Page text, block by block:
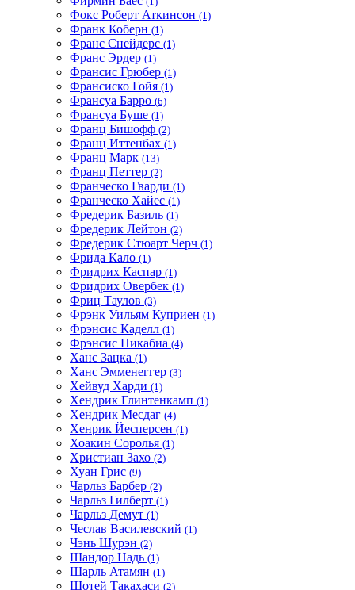
Фокс Роберт Аткинсон (1)
Франк Коберн (1)
Франс Снейдерс (1)
Франс Эрдер (1)
Франсис Грюбер (1)
Франсиско Гойя (1)
Франсуа Барро (6)
Франсуа Буше (1)
Франц Бишофф (2)
Франц Иттенбах (1)
Франц Марк (13)
Франц Петтер (2)
Франческо Гварди (1)
Франческо Хайес (1)
Фредерик Базиль (1)
Фредерик Лейтон (2)
Фредерик Стюарт Черч (1)
Фрида Кало (1)
Фридрих Каспар (1)
Фридрих Овербек (1)
Фриц Таулов (3)
Фрэнк Уильям Куприен (1)
Фрэнсис Каделл (1)
Фрэнсис Пикабиа (4)
Ханс Зацка (1)
Ханс Эмменеггер (3)
Хейвуд Харди (1)
Хендрик Глинтенкамп (1)
Хендрик Месдаг (4)
Хенрик Йесперсен (1)
Хоакин Соролья (1)
Христиан Захо (2)
Хуан Грис (9)
Чарльз Барбер (2)
Чарльз Гилберт (1)
Чарльз Демут (1)
Чеслав Василевский (1)
Чэнь Шурэн (2)
Шандор Надь (1)
Шарль Атамян (1)
Шотей Такахаси (2)